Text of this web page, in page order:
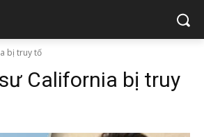
bị truy tố
California bị truy